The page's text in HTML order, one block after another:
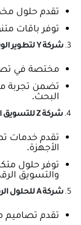
تقدم حلول
توفر باقات
3. شركة Y لتطوير الويب
مختصة في
تضمن تجربة
البحث.
4. شركة Z للتسويق الرقمي والتصميم
تقدم خدمات
الأجهزة.
توفر حلول
والتسويق
5. شركة A للحلول الرقمية
تقدم تصاميم